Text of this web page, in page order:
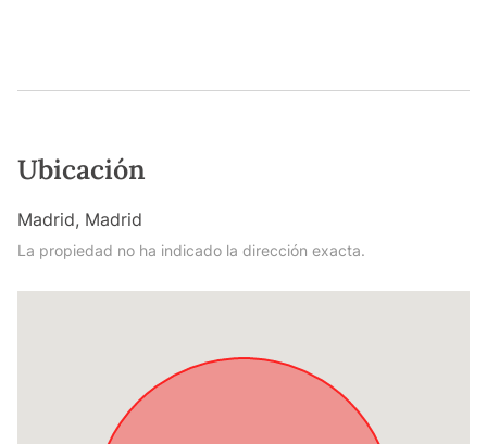
Ubicación
Madrid, Madrid
La propiedad no ha indicado la dirección exacta.